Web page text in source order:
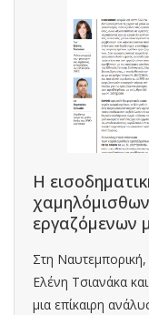
Η
εργαζόμενων
Στη
Ελένη Τσιανάκα
μια επίκαιρη